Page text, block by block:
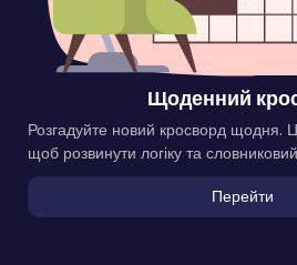
Щоденний
Розгадуйте новий кросворд щодня.
щоб розвинути логіку та
Перейти